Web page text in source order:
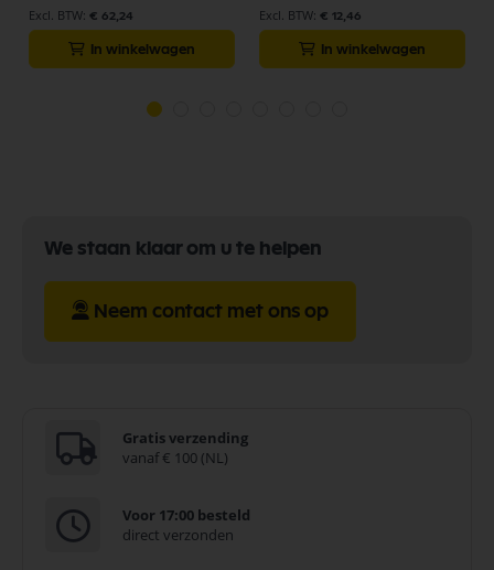
€ 62,24
In winkelwagen
€ 12,46
In winkelwagen
We staan klaar om u te helpen
Neem contact met ons op
Gratis verzending
vanaf € 100 (NL)
Voor 17:00 besteld
direct verzonden